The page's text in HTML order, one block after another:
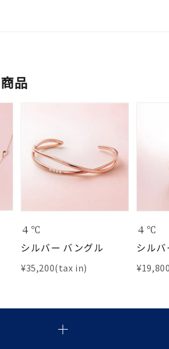
品
４℃
シルバー バングル
¥35,200(tax in)
４℃
シル